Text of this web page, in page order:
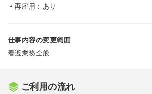
再雇用：あり
仕事内容の変更範囲
看護業務全般
ご利用の流れ